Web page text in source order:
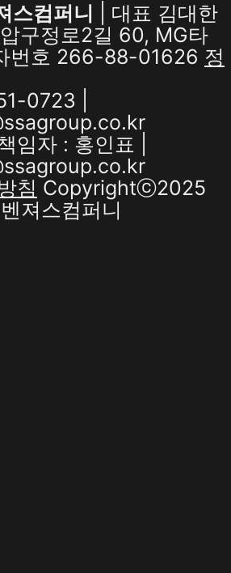
스컴퍼니 | 대표 김대한
압구정로2길 60, MG타
번호 266-88-01626 정
0723 |
임자 : 홍인표 |
침 Copyrightⓒ2025
져스컴퍼니